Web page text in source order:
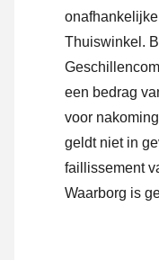
Thuiswinkel.
een bedrag
voor
geldt niet in
faillissement
Waarborg is